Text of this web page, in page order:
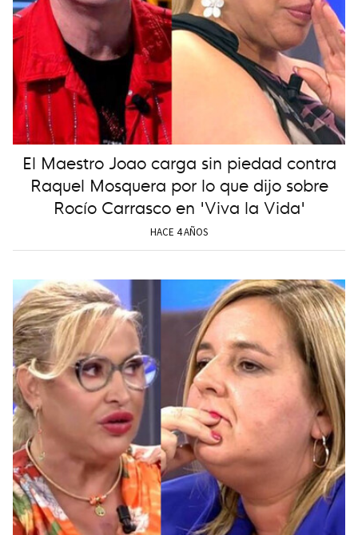
El Maestro Joao carga sin piedad contra
Raquel Mosquera por lo que dijo sobre
Rocío Carrasco en 'Viva la Vida'
HACE 4 AÑOS